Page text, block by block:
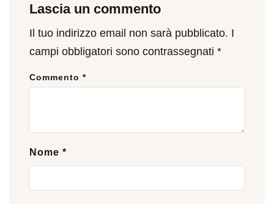
Lascia un commento
Il tuo indirizzo email non sarà pubblicato. I
campi obbligatori sono contrassegnati *
Commento *
Nome *